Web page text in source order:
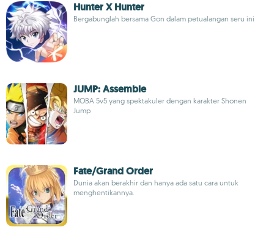
Hunter X Hunter
Bergabunglah bersama Gon dalam petualangan seru ini
JUMP: Assemble
MOBA 5v5 yang spektakuler dengan karakter Shonen
Jump
Fate/Grand Order
Dunia akan berakhir dan hanya ada satu cara untuk
menghentikannya.